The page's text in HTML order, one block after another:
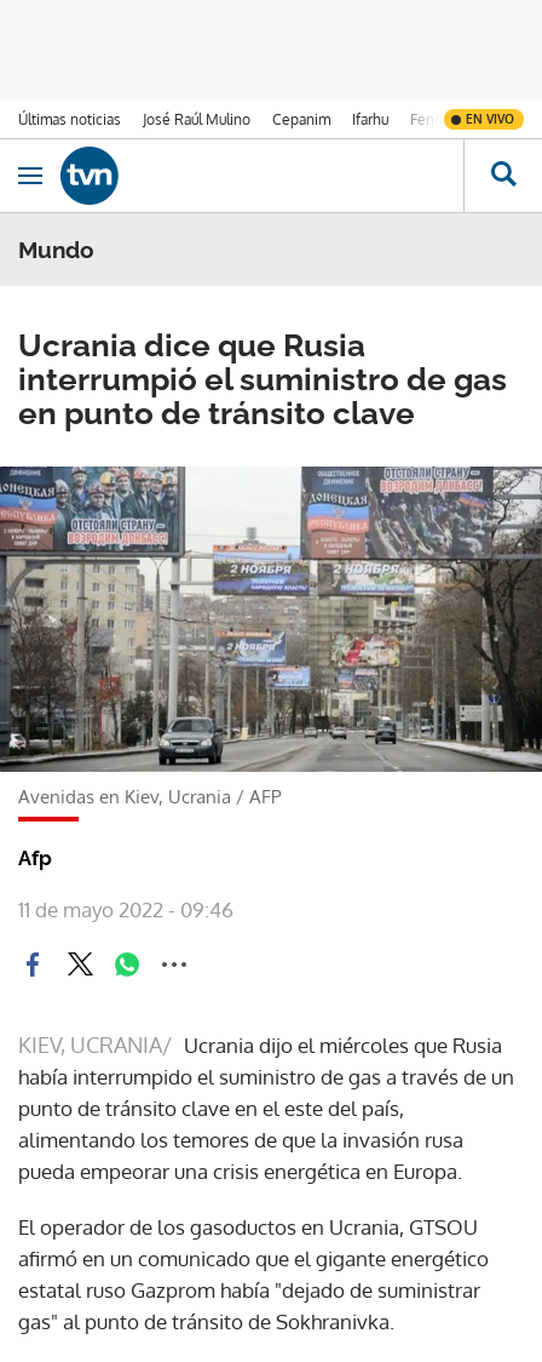
Últimas noticias José Raúl Mulino Cepanim Ifarhu Fenómeno de El
EN VIVO
Ir al contenido
Obrir navegació
Mundo
Ucrania dice que Rusia
interrumpió el suministro de gas
en punto de tránsito clave
Avenidas en Kiev, Ucrania / AFP
Afp
11 de mayo 2022 - 09:46
KIEV, UCRANIA/ Ucrania dijo el miércoles que Rusia
había interrumpido el suministro de gas a través de un
punto de tránsito clave en el este del país,
alimentando los temores de que la invasión rusa
pueda empeorar una crisis energética en Europa.
El operador de los gasoductos en Ucrania, GTSOU
afirmó en un comunicado que el gigante energético
estatal ruso Gazprom había "dejado de suministrar
gas" al punto de tránsito de Sokhranivka.